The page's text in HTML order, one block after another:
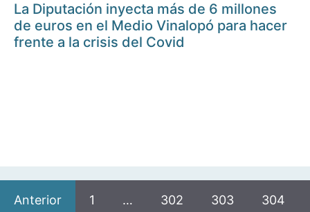
La Diputación inyecta más de 6 millones
de euros en el Medio Vinalopó para hacer
frente a la crisis del Covid
Anterior 1 … 302 303 304